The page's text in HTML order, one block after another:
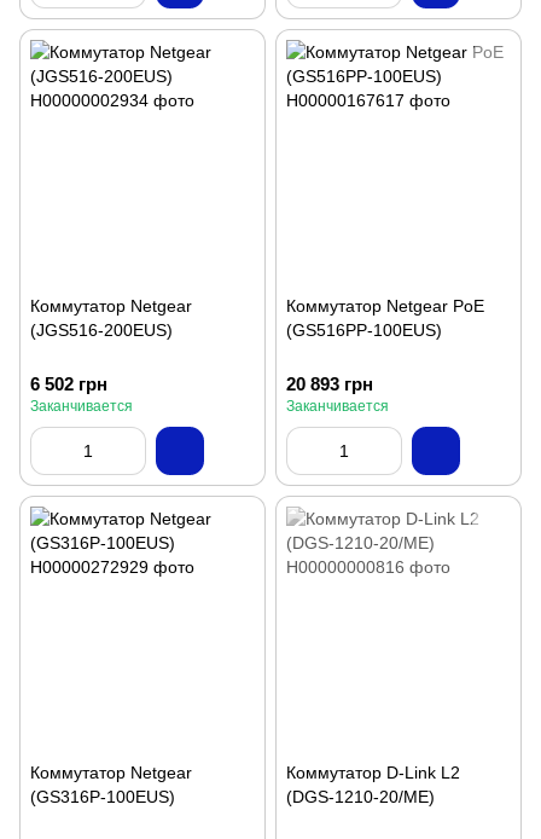
Коммутатор Netgear
(JGS516-200EUS)
6 502 грн
Заканчивается
Коммутатор Netgear PoE
(GS516PP-100EUS)
20 893 грн
Заканчивается
Коммутатор Netgear
(GS316P-100EUS)
Коммутатор D-Link L2
(DGS-1210-20/ME)